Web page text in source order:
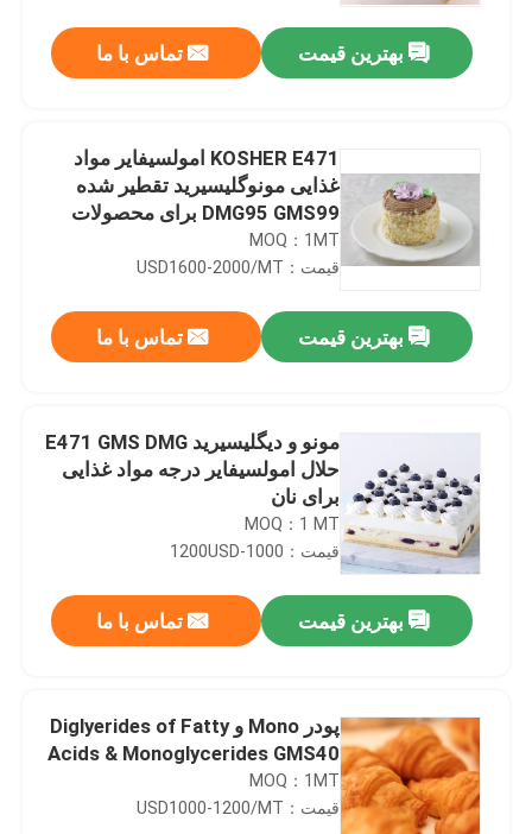
بهترین قیمت تماس با ما
KOSHER E471 امولسیفایر مواد
غذایی مونوگلیسیرید تقطیر شده
DMG95 GMS99 برای محصولات
پخت و پز
MOQ：1MT
قیمت：USD1600-2000/MT
بهترین قیمت تماس با ما
مونو و دیگلیسیرید E471 GMS DMG
حلال امولسیفایر درجه مواد غذایی
برای نان
MOQ：1 MT
قیمت：1000-1200USD
بهترین قیمت تماس با ما
پودر Mono و Diglyerides of Fatty
Acids & Monoglycerides GMS40
MOQ：1MT
قیمت：USD1000-1200/MT